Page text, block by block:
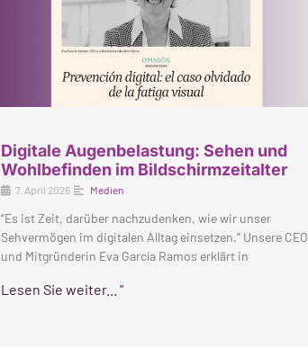
Digitale Augenbelastung: Sehen und
Wohlbefinden im Bildschirmzeitalter
7. April 2026 Medien
“Es ist Zeit, darüber nachzudenken, wie wir unser
Sehvermögen im digitalen Alltag einsetzen.” Unsere CEO
und Mitgründerin Eva García Ramos erklärt in
Lesen Sie weiter... "